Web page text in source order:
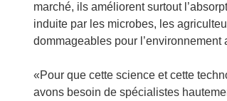
marché, ils améliorent surtout
induite par les microbes, les
dommageables pour
«Pour que cette science et cette
avons besoin de spécialistes